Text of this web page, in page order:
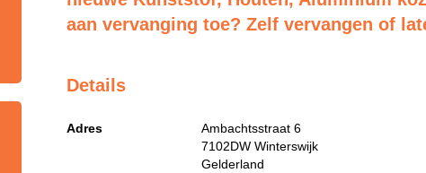
aan vervanging toe? Zelf vervangen of
Details
Adres
Ambachtsstraat 6
7102DW Winterswijk
Gelderland